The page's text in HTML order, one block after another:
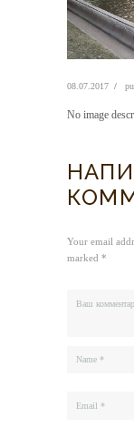
08.07.2017
No image
Your email
marked *